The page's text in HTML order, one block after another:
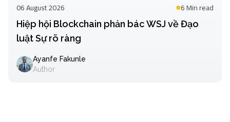
06 August 2026 6 Minread
Hiệp hội Blockchain phản bác WSJ về Đạo
luật Sự rõ ràng
Ayanfe Fakunle
Author